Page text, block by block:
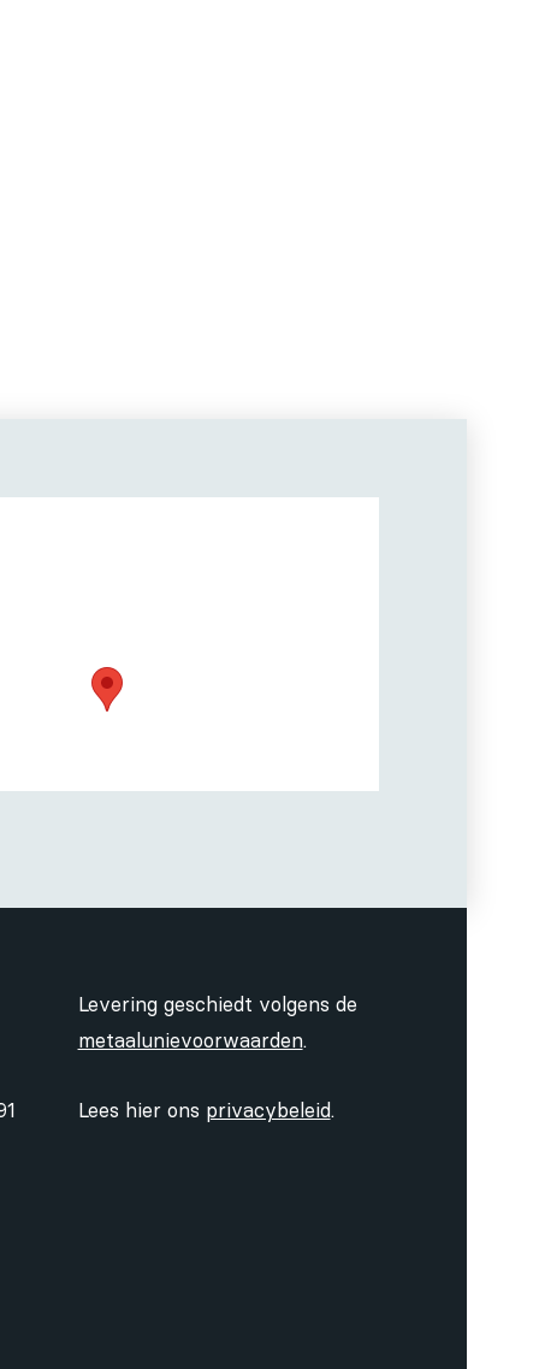
Levering geschiedt volgens de
metaalunievoorwaarden.
Lees hier ons privacybeleid.